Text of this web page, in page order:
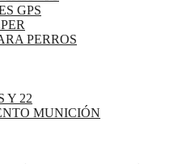
GPS
PERROS
Y 22
MUNICIÓN